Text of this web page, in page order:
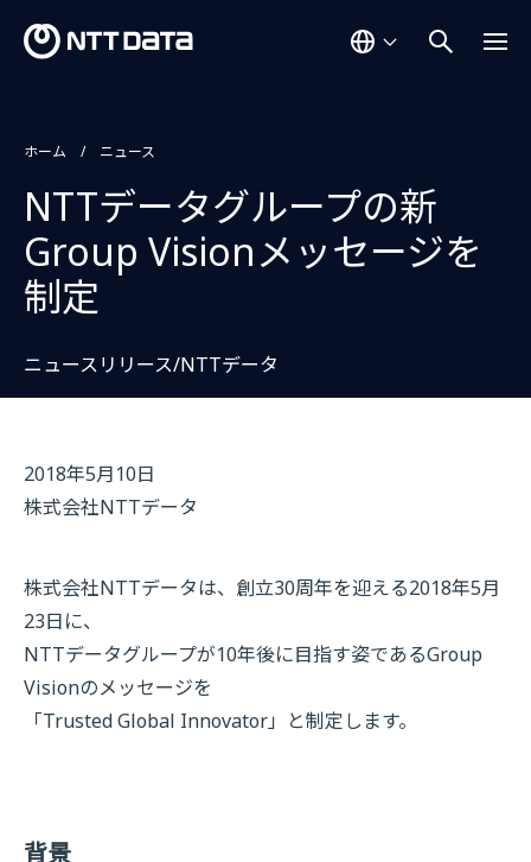
ホーム ニュース
NTTデータグループの新
Group Visionメッセージを
制定
ニュースリリース/NTTデータ
2018年5月10日
株式会社NTTデータ
株式会社NTTデータは、創立30周年を迎える2018年5月
23日に、
NTTデータグループが10年後に目指す姿であるGroup
Visionのメッセージを
「Trusted Global Innovator」と制定します。
背景